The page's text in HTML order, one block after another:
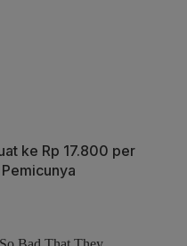
ke Rp 17.800 per